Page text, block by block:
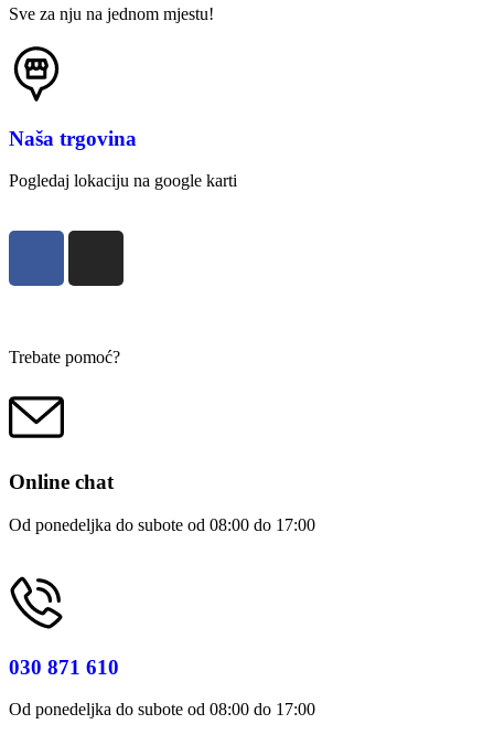
Sve za nju na jednom mjestu!
Naša trgovina
Pogledaj lokaciju na google karti
Trebate pomoć?
Online chat
Od ponedeljka do subote od 08:00 do 17:00
030 871 610
Od ponedeljka do subote od 08:00 do 17:00